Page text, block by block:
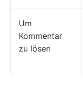
Um
Kommentar
zu lösen